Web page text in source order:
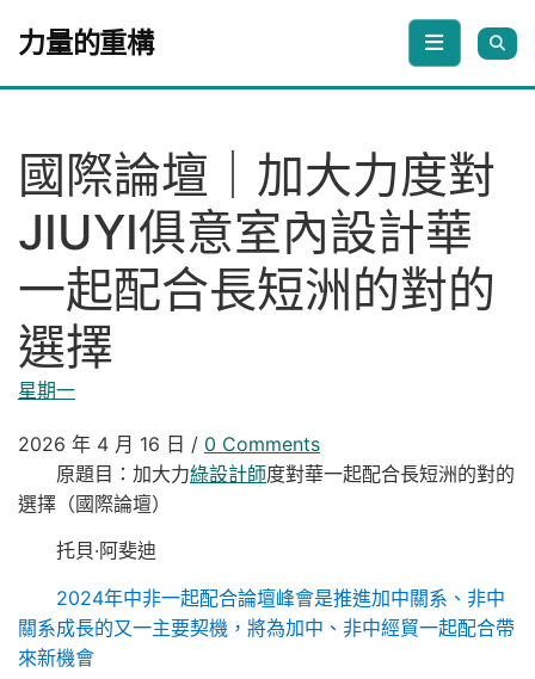
力量的重構
國際論壇｜加大力度對
JIUYI俱意室內設計華
一起配合長短洲的對的
選擇
星期一
2026 年 4 月 16 日 / 0 Comments
原題目：加大力綠設計師度對華一起配合長短洲的對的
選擇（國際論壇）
托貝·阿斐迪
2024年中非一起配合論壇峰會是推進加中關系、非中
關系成長的又一主要契機，將為加中、非中經貿一起配合帶
來新機會